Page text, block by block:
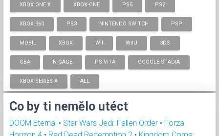
XBOX ONE X XBOX-ONE PS5 PS2
XBOX 360 PS3 NINTENDO SWITCH PSP
MOBIL XBOX WII WIIU 3DS
GBA N-GAGE PS VITA GOOGLE STADIA
XBOX SERIES X ALL
Co by ti nemělo utéct
DOOM Eternal • Star Wars Jedi: Fallen Order • Forza